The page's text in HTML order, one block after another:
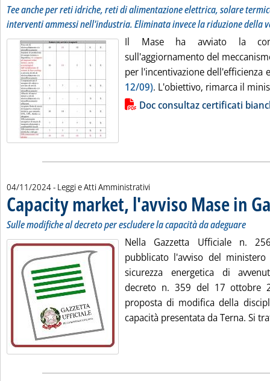
Tee anche per reti idriche, reti di alimentazione elettrica, solare
interventi ammessi nell'industria. Eliminata invece la riduzione della
Il Mase ha avviato la
sull'aggiornamento del
per l'incentivazione dell'efficienza
12/09). L'obiettivo, rimarca il
Lista allegati PDF alla notiziaDoc consultaz certificati
04/11/2024- Leggi e Atti Amministrativi
Capacity market, l'avviso Mase in
Sulle modifiche al decreto per escludere la capacità da adeguare
Nella Gazzetta Ufficiale n.
pubblicato l'avviso del
sicurezza energetica di
decreto n. 359 del 17 ottobre
proposta di modifica della
capacità presentata da Terna. Si